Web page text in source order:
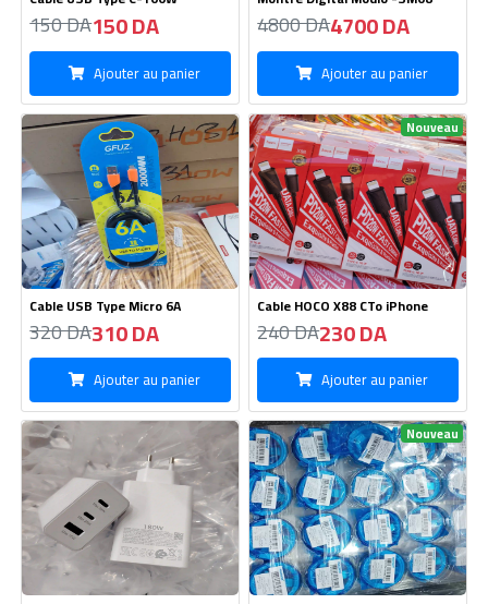
Ajouter au panier Ajouter au panier
Cable USB Type Micro 6A
320 DA310 DA
Ajouter au panier
Nouveau
Cable HOCO X88 CTo iPhone
240 DA230 DA
Ajouter au panier
Boite Samsung 180W
680 DA 650 DA
Nouveau
Cable USB Foxcoon iPhone
65 DA55 DA